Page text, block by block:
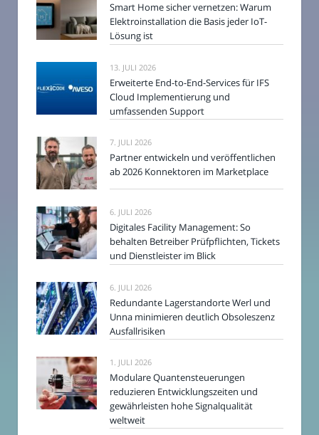
Smart Home sicher vernetzen: Warum
Elektroinstallation die Basis jeder IoT-
Lösung ist
13. JULI 2026
Erweiterte End-to-End-Services für IFS
Cloud Implementierung und
umfassenden Support
7. JULI 2026
Partner entwickeln und veröffentlichen
ab 2026 Konnektoren im Marketplace
6. JULI 2026
Digitales Facility Management: So
behalten Betreiber Prüfpflichten, Tickets
und Dienstleister im Blick
6. JULI 2026
Redundante Lagerstandorte Werl und
Unna minimieren deutlich Obsoleszenz
Ausfallrisiken
1. JULI 2026
Modulare Quantensteuerungen
reduzieren Entwicklungszeiten und
gewährleisten hohe Signalqualität
weltweit